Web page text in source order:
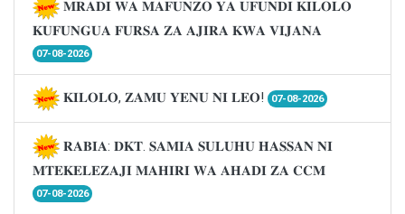
𝐌𝐑𝐀𝐃𝐈 𝐖𝐀 𝐌𝐀𝐅𝐔𝐍𝐙𝐎 𝐘𝐀 𝐔𝐅𝐔𝐍𝐃𝐈 𝐊𝐈𝐋𝐎𝐋𝐎
𝐊𝐔𝐅𝐔𝐍𝐆𝐔𝐀 𝐅𝐔𝐑𝐒𝐀 𝐙𝐀 𝐀𝐉𝐈𝐑𝐀 𝐊𝐖𝐀 𝐕𝐈𝐉𝐀𝐍𝐀
07-08-2026
𝐊𝐈𝐋𝐎𝐋𝐎, 𝐙𝐀𝐌𝐔 𝐘𝐄𝐍𝐔 𝐍𝐈 𝐋𝐄𝐎! 07-08-2026
𝐑𝐀𝐁𝐈𝐀: 𝐃𝐊𝐓. 𝐒𝐀𝐌𝐈𝐀 𝐒𝐔𝐋𝐔𝐇𝐔 𝐇𝐀𝐒𝐒𝐀𝐍 𝐍𝐈
𝐌𝐓𝐄𝐊𝐄𝐋𝐄𝐙𝐀𝐉𝐈 𝐌𝐀𝐇𝐈𝐑𝐈 𝐖𝐀 𝐀𝐇𝐀𝐃𝐈 𝐙𝐀 𝐂𝐂𝐌
07-08-2026